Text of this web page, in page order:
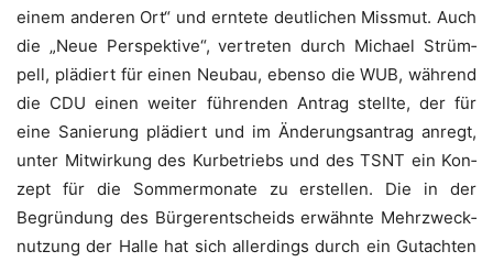
einem ande­ren Ort“ und ern­te­te deut­li­chen Miss­mut. Auch
die „Neue Per­spek­ti­ve“, ver­tre­ten durch Micha­el Strüm­
pell, plä­diert für einen Neu­bau, eben­so die WUB, wäh­rend
die CDU einen wei­ter füh­ren­den Antrag stell­te, der für
eine Sanie­rung plä­diert und im Ände­rungs­an­trag anregt,
unter Mit­wir­kung des Kur­be­triebs und des TSNT ein Kon­
zept für die Som­mer­mo­na­te zu erstel­len. Die in der
Begrün­dung des Bür­ger­ent­scheids erwähn­te Mehr­zweck­
nut­zung der Hal­le hat sich aller­dings durch ein Gut­ach­ten